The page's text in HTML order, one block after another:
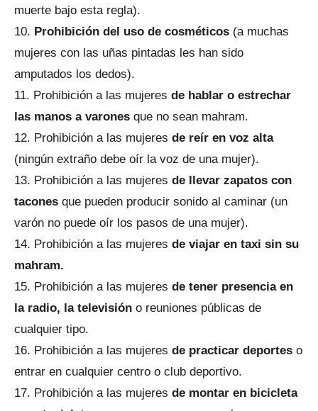
muerte bajo esta regla).
Prohibición del uso de cosméticos (a muchas
mujeres con las uñas pintadas les han sido
amputados los dedos).
Prohibición a las mujeres de hablar o estrechar
las manos a varones que no sean mahram.
Prohibición a las mujeres de reír en voz alta
(ningún extraño debe oír la voz de una mujer).
Prohibición a las mujeres de llevar zapatos con
tacones que pueden producir sonido al caminar (un
varón no puede oír los pasos de una mujer).
Prohibición a las mujeres de viajar en taxi sin su
mahram.
Prohibición a las mujeres de tener presencia en
la radio, la televisión o reuniones públicas de
cualquier tipo.
Prohibición a las mujeres de practicar deportes o
entrar en cualquier centro o club deportivo.
Prohibición a las mujeres de montar en bicicleta